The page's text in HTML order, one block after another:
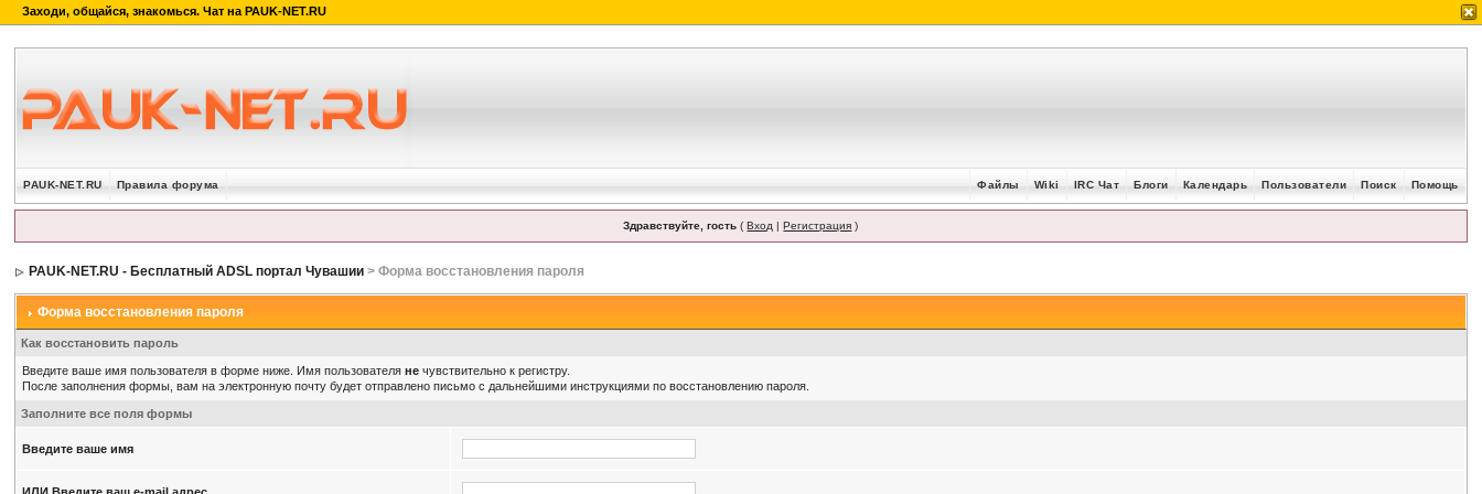
PAUK-NET.RU Правила форума Помощь
Поиск
Пользователи
Календарь
Блоги
IRC Чат
Wiki
Файлы
Здравствуйте, гость (Вход |Регистрация )
PAUK-NET.RU - Бесплатный ADSL портал Чувашии > Форма восстановления пароля
Форма восстановления пароля
Как восстановить пароль
Введите ваше имя пользователя в форме ниже. Имя пользователяне чувствительно к регистру.
После заполнения формы, вам на электронную почту будет отправлено письмо с дальнейшими инструкциями по восстановлению пароля.
Заполните все поля формы
Введите ваше имя